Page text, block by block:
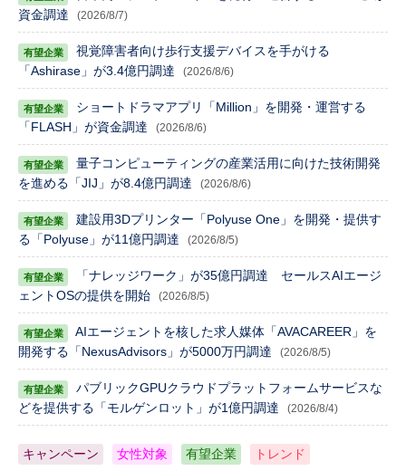
資金調達
(2026/8/7)
視覚障害者向け歩行支援デバイスを手がける
「Ashirase」が3.4億円調達
(2026/8/6)
ショートドラマアプリ「Million」を開発・運営する
「FLASH」が資金調達
(2026/8/6)
量子コンピューティングの産業活用に向けた技術開発
を進める「JIJ」が8.4億円調達
(2026/8/6)
建設用3Dプリンター「Polyuse One」を開発・提供す
る「Polyuse」が11億円調達
(2026/8/5)
「ナレッジワーク」が35億円調達 セールスAIエージ
ェントOSの提供を開始
(2026/8/5)
AIエージェントを核した求人媒体「AVACAREER」を
開発する「NexusAdvisors」が5000万円調達
(2026/8/5)
パブリックGPUクラウドプラットフォームサービスな
どを提供する「モルゲンロット」が1億円調達
(2026/8/4)
キャンペーン 女性対象 有望企業 トレンド